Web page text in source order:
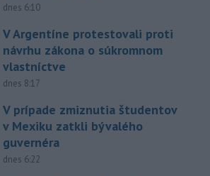
dnes 6:10
V Argentíne protestovali proti
návrhu zákona o súkromnom
vlastníctve
dnes 8:17
V prípade zmiznutia študentov
v Mexiku zatkli bývalého
guvernéra
dnes 6:22